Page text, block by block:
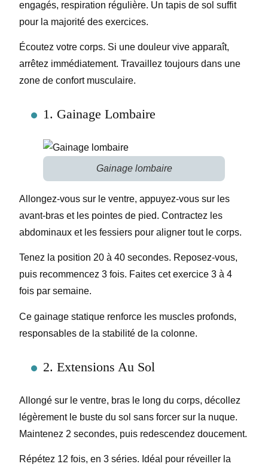
engagés, respiration régulière. Un tapis de sol suffit
pour la majorité des exercices.
Écoutez votre corps. Si une douleur vive apparaît,
arrêtez immédiatement. Travaillez toujours dans une
zone de confort musculaire.
1. Gainage Lombaire
Gainage lombaire
Allongez-vous sur le ventre, appuyez-vous sur les
avant-bras et les pointes de pied. Contractez les
abdominaux et les fessiers pour aligner tout le corps.
Tenez la position 20 à 40 secondes. Reposez-vous,
puis recommencez 3 fois. Faites cet exercice 3 à 4
fois par semaine.
Ce gainage statique renforce les muscles profonds,
responsables de la stabilité de la colonne.
2. Extensions Au Sol
Allongé sur le ventre, bras le long du corps, décollez
légèrement le buste du sol sans forcer sur la nuque.
Maintenez 2 secondes, puis redescendez doucement.
Répétez 12 fois, en 3 séries. Idéal pour réveiller la